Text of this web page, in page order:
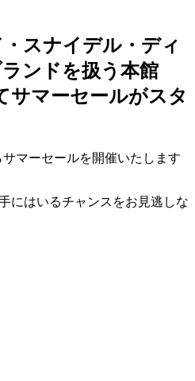
スナイデル・ディ
ンドを扱う本館
サマーセールがスタ
マーセールを開催いたします
にはいるチャンスをお見逃しな